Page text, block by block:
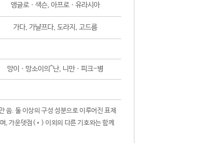
앵글로ㆍ색슨, 아프로ㆍ유라시아
가다, 가냘프다, 도라지, 고드름
망이ㆍ망소이의^난, 니만ㆍ피크-병
. 둘 이상의 구성 성분으로 이루어진 표제
, 가운뎃점(•) 이외의 다른 기호와는 함께